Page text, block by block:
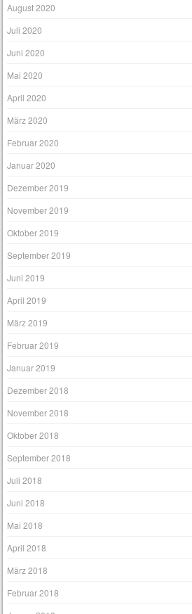
August 2020
Juli 2020
Juni 2020
Mai 2020
April 2020
März 2020
Februar 2020
Januar 2020
Dezember 2019
November 2019
Oktober 2019
September 2019
Juni 2019
April 2019
März 2019
Februar 2019
Januar 2019
Dezember 2018
November 2018
Oktober 2018
September 2018
Juli 2018
Juni 2018
Mai 2018
April 2018
März 2018
Februar 2018